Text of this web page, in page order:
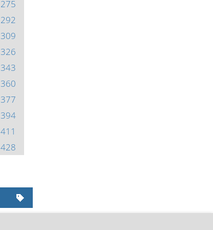
275
292
309
326
343
360
377
394
411
428